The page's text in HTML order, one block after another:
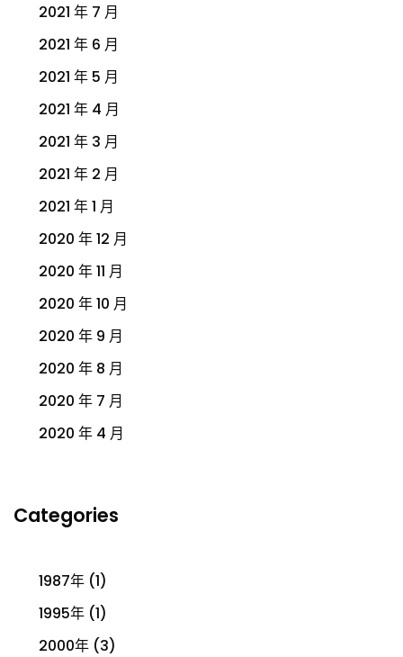
2021 年 7 月
2021 年 6 月
2021 年 5 月
2021 年 4 月
2021 年 3 月
2021 年 2 月
2021 年 1 月
2020 年 12 月
2020 年 11 月
2020 年 10 月
2020 年 9 月
2020 年 8 月
2020 年 7 月
2020 年 4 月
Categories
1987年 (1)
1995年 (1)
2000年 (3)